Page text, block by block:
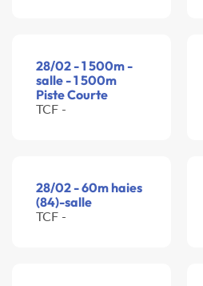
28/02 - 1 500m -
salle - 1 500m
Piste Courte
TCF -
28/02 - 60m haies
(84)-salle
TCF -